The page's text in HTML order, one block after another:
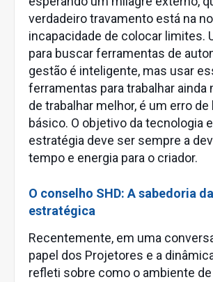
verdadeiro travamento está na
incapacidade de colocar limites.
para buscar ferramentas de
gestão é inteligente, mas usar
ferramentas para trabalhar ainda
de trabalhar melhor, é um erro de
básico. O objetivo da tecnologia
estratégia deve ser sempre a
tempo e energia para o criador.
O conselho SHD: A sabedoria
estratégica
Recentemente, em uma
papel dos Projetores e a
refleti sobre como o ambiente